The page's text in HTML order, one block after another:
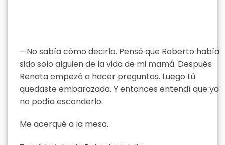
—No sabía cómo decirlo. Pensé que Roberto había
sido solo alguien de la vida de mi mamá. Después
Renata empezó a hacer preguntas. Luego tú
quedaste embarazada. Y entonces entendí que ya
no podía esconderlo.
Me acerqué a la mesa.